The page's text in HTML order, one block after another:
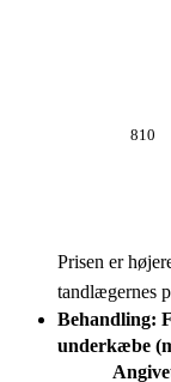
810
Prisen er
tandlægernes
Behandling:
underkæbe